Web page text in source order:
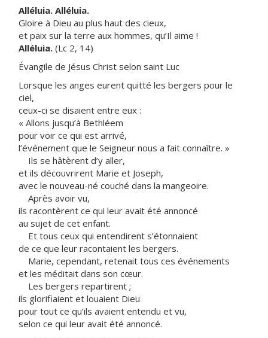
Alléluia. Alléluia.
Gloire à Dieu au plus haut des cieux,
et paix sur la terre aux hommes, qu’Il aime !
Alléluia. (Lc 2, 14)
Évangile de Jésus Christ selon saint Luc
Lorsque les anges eurent quitté les bergers pour le
ciel,
ceux-ci se disaient entre eux :
« Allons jusqu’à Bethléem
pour voir ce qui est arrivé,
l’événement que le Seigneur nous a fait connaître. »
Ils se hâtèrent d’y aller,
et ils découvrirent Marie et Joseph,
avec le nouveau-né couché dans la mangeoire.
Après avoir vu,
ils racontèrent ce qui leur avait été annoncé
au sujet de cet enfant.
Et tous ceux qui entendirent s’étonnaient
de ce que leur racontaient les bergers.
Marie, cependant, retenait tous ces événements
et les méditait dans son cœur.
Les bergers repartirent ;
ils glorifiaient et louaient Dieu
pour tout ce qu’ils avaient entendu et vu,
selon ce qui leur avait été annoncé.